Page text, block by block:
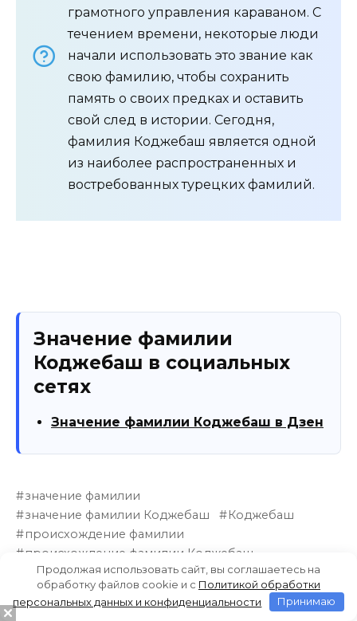
грамотного управления караваном. С
течением времени, некоторые люди
начали использовать это звание как
свою фамилию, чтобы сохранить
память о своих предках и оставить
свой след в истории. Сегодня,
фамилия Коджебаш является одной
из наиболее распространенных и
востребованных турецких фамилий.
Значение фамилии
Коджебаш в социальных
сетях
Значение фамилии Коджебаш в Дзен
значение фамилии
значение фамилии Коджебаш
Коджебаш
происхождение фамилии
происхождение фамилии Коджебаш
тайна фамилии
тайна фамилии Коджебаш
фамилия
фамилия Коджебаш
Продолжая использовать сайт, вы соглашаетесь на
обработку файлов cookie и c Политикой обработки
персональных данных и конфиденциальности
Принимаю